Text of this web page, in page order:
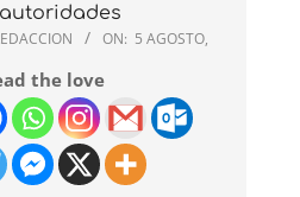
ON: 5 AGOSTO,
the love